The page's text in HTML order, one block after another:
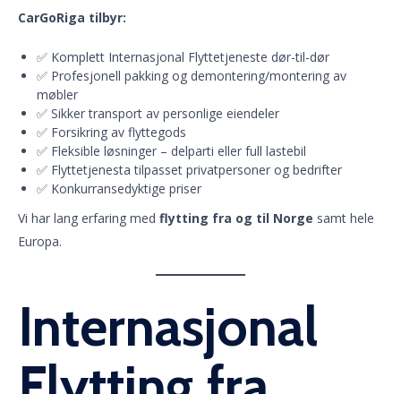
CarGoRiga tilbyr:
✅ Komplett Internasjonal Flyttetjeneste dør-til-dør
✅ Profesjonell pakking og demontering/montering av
møbler
✅ Sikker transport av personlige eiendeler
✅ Forsikring av flyttegods
✅ Fleksible løsninger – delparti eller full lastebil
✅ Flyttetjenesta tilpasset privatpersoner og bedrifter
✅ Konkurransedyktige priser
Vi har lang erfaring med flytting fra og til Norge samt hele
Europa.
Internasjonal